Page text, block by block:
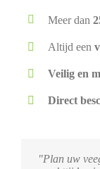
Meer dan
Altijd een
Veilig en
Direct
"Plan uw